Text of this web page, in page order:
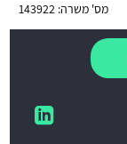
מס' משרה: 143922